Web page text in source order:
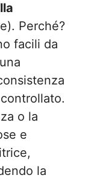
Perché?
facili da
o la
e
la